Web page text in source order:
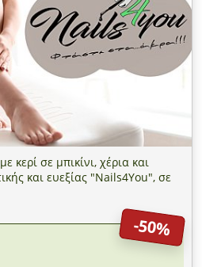
κερί σε μπικίνι, χέρια και
και ευεξίας "Nails4You", σε
-50%